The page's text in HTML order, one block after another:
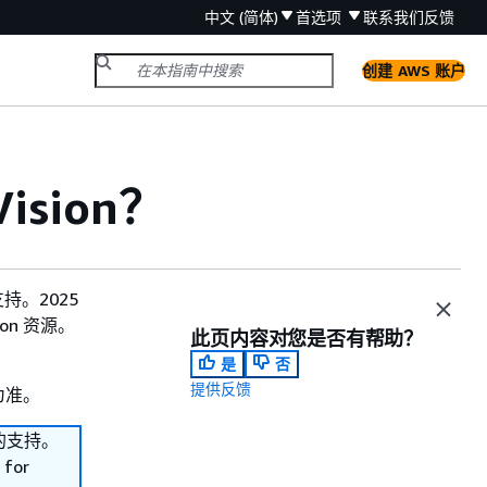
中文 (简体) 首选项 联系我们反馈
创建 AWS 账户
？
。2025
资源。
。
持。
for
此页内容对您是否有帮助？
是
否
提供反馈